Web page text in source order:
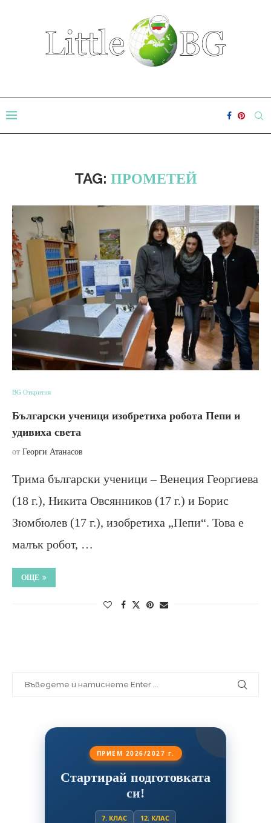
TAG: ПРОМЕТЕЙ
BG Открития
Български ученици изобретиха робота Пепи и
удивиха света
от Георги Атанасов
Трима български ученици – Венеция Георгиева
(18 г.), Никита Овсянников (17 г.) и Борис
Зюмбюлев (17 г.), изобретиха „Пепи“. Това е
малък робот, …
ОЩЕ
ПРИЕМ 2026/2027 г.
Стартирай подготовката
си!
7. КЛАС 12. КЛАС